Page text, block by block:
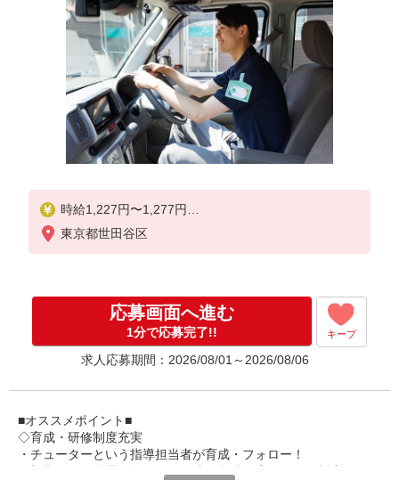
時給1,227円〜1,277円
★土日祝日は時給100円アップ！
東京都世田谷区
応募画面へ進む
1分で応募完了!! キープ
求人応募期間：2026/08/01～2026/08/06
■オススメポイント■
◇育成・研修制度充実
・チューターという指導担当者が育成・フォロー！